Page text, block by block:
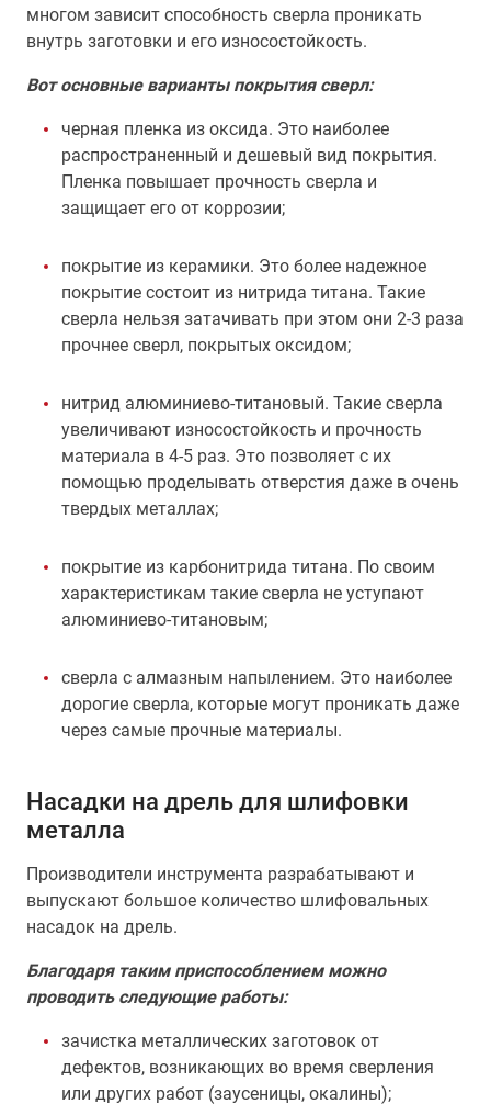
многом зависит способность сверла проникать
внутрь заготовки и его износостойкость.
Вот основные варианты покрытия сверл:
черная пленка из оксида. Это наиболее
распространенный и дешевый вид покрытия.
Пленка повышает прочность сверла и
защищает его от коррозии;
покрытие из керамики. Это более надежное
покрытие состоит из нитрида титана. Такие
сверла нельзя затачивать при этом они 2-3 раза
прочнее сверл, покрытых оксидом;
нитрид алюминиево-титановый. Такие сверла
увеличивают износостойкость и прочность
материала в 4-5 раз. Это позволяет с их
помощью проделывать отверстия даже в очень
твердых металлах;
покрытие из карбонитрида титана. По своим
характеристикам такие сверла не уступают
алюминиево-титановым;
сверла с алмазным напылением. Это наиболее
дорогие сверла, которые могут проникать даже
через самые прочные материалы.
Насадки на дрель для шлифовки
металла
Производители инструмента разрабатывают и
выпускают большое количество шлифовальных
насадок на дрель.
Благодаря таким приспособлением можно
проводить следующие работы:
зачистка металлических заготовок от
дефектов, возникающих во время сверления
или других работ (заусеницы, окалины);